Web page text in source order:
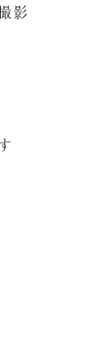
影